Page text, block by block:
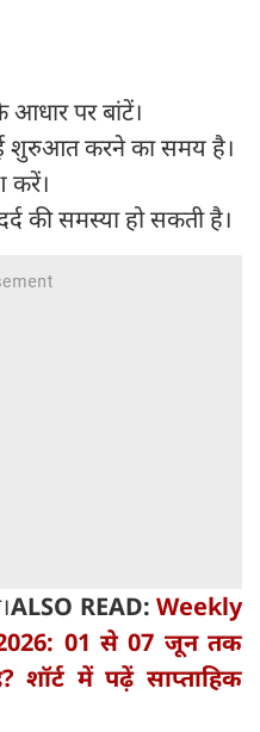
आधार पर बांटें।
शुरुआत करने का समय है।
करें।
की समस्या हो सकती है।
ALSO READ:Weekly
01 से 07 जून तक
में पढ़ें साप्ताहिक